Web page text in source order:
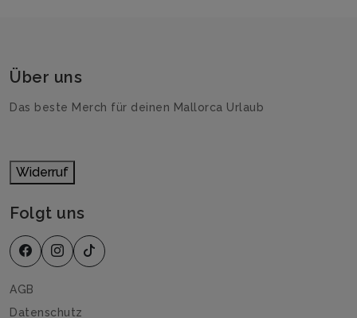
Über uns
Das beste Merch für deinen Mallorca Urlaub
Widerruf
Folgt uns
AGB
Datenschutz